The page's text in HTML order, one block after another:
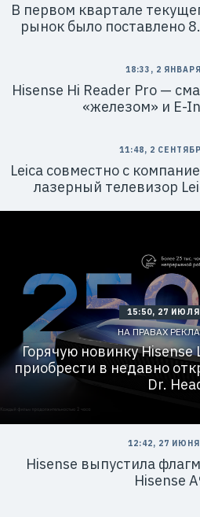
В первом квартале
рынок было поставлено
18:33, 2
Hisense Hi Reader Pro —
«железом» и E-
11:48, 2
Leica совместно с
лазерный телевизор
15:50, 27 ИЮЛЯ
НА ПРАВАХ
Горячую новинку Hisense
приобрести в недавно
Dr.
12:42, 27 ИЮНЯ
Hisense выпустила
Hisense